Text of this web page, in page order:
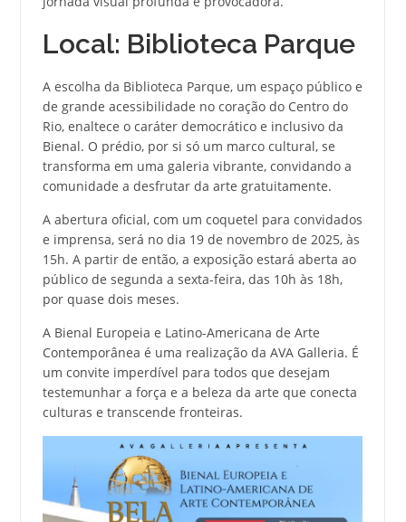
Local: Biblioteca Parque
A escolha da Biblioteca Parque, um espaço público e
de grande acessibilidade no coração do Centro do
Rio, enaltece o caráter democrático e inclusivo da
Bienal. O prédio, por si só um marco cultural, se
transforma em uma galeria vibrante, convidando a
comunidade a desfrutar da arte gratuitamente.
A abertura oficial, com um coquetel para convidados
e imprensa, será no dia 19 de novembro de 2025, às
15h. A partir de então, a exposição estará aberta ao
público de segunda a sexta-feira, das 10h às 18h,
por quase dois meses.
A Bienal Europeia e Latino-Americana de Arte
Contemporânea é uma realização da AVA Galleria. É
um convite imperdível para todos que desejam
testemunhar a força e a beleza da arte que conecta
culturas e transcende fronteiras.